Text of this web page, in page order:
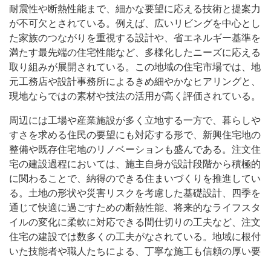
耐震性や断熱性能まで、細かな要望に応える技術と提案力
が不可欠とされている。例えば、広いリビングを中心とし
た家族のつながりを重視する設計や、省エネルギー基準を
満たす最先端の住宅性能など、多様化したニーズに応える
取り組みが展開されている。この地域の住宅市場では、地
元工務店や設計事務所によるきめ細やかなヒアリングと、
現地ならではの素材や技法の活用が高く評価されている。
周辺には工場や産業施設が多く立地する一方で、暮らしや
すさを求める住民の要望にも対応する形で、新興住宅地の
整備や既存住宅地のリノベーションも盛んである。注文住
宅の建設過程においては、施主自身が設計段階から積極的
に関わることで、納得のできる住まいづくりを推進してい
る。土地の形状や災害リスクを考慮した基礎設計、四季を
通じて快適に過ごすための断熱性能、将来的なライフスタ
イルの変化に柔軟に対応できる間仕切りの工夫など、注文
住宅の建設では数多くの工夫がなされている。地域に根付
いた技能者や職人たちによる、丁寧な施工も信頼の厚い要